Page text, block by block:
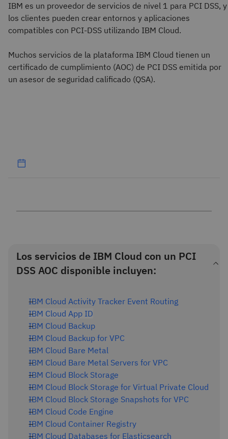
IBM es un proveedor de servicios de nivel 1 para PCI DSS, y
los clientes pueden crear entornos y aplicaciones
compatibles con PCI-DSS utilizando IBM Cloud.
Muchos servicios de la plataforma IBM Cloud tienen un
certificado de cumplimiento (AOC) de PCI DSS emitida por
un asesor de seguridad calificado (QSA).
Los servicios de IBM Cloud con un PCI
DSS AOC disponible incluyen:
IBM Cloud Activity Tracker Event Routing
IBM Cloud App ID
IBM Cloud Backup
IBM Cloud Backup for VPC
IBM Cloud Bare Metal
IBM Cloud Bare Metal Servers for VPC
IBM Cloud Block Storage
IBM Cloud Block Storage for Virtual Private Cloud
IBM Cloud Block Storage Snapshots for VPC
IBM Cloud Code Engine
IBM Cloud Container Registry
IBM Cloud Databases for Elasticsearch